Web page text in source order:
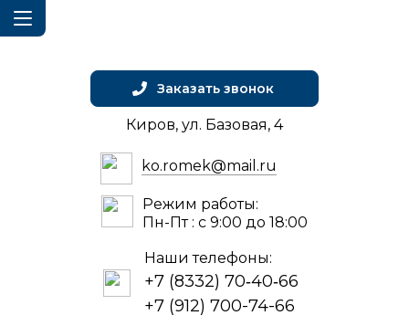
Наши телефоны:
+7 (8332) 70‑40‑66
+7 (912) 700-74-66
ko.romek@mail.ru
Режим работы:
Пн-Пт : с 9:00 до 18:00
Заказать звонок
Киров, ул. Базовая, 4